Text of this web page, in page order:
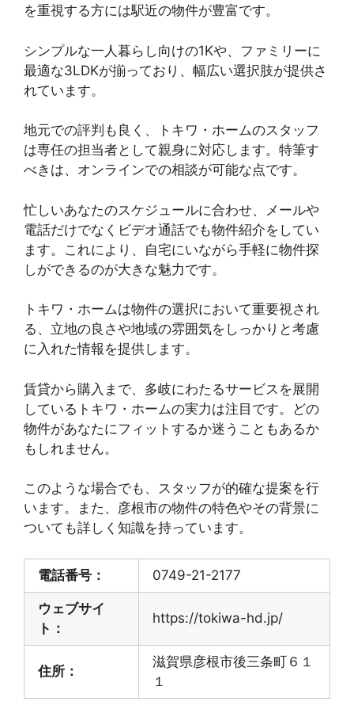
を重視する方には駅近の物件が豊富です。
シンプルな一人暮らし向けの1Kや、ファミリーに
最適な3LDKが揃っており、幅広い選択肢が提供さ
れています。
地元での評判も良く、トキワ・ホームのスタッフ
は専任の担当者として親身に対応します。特筆す
べきは、オンラインでの相談が可能な点です。
忙しいあなたのスケジュールに合わせ、メールや
電話だけでなくビデオ通話でも物件紹介をしてい
ます。これにより、自宅にいながら手軽に物件探
しができるのが大きな魅力です。
トキワ・ホームは物件の選択において重要視され
る、立地の良さや地域の雰囲気をしっかりと考慮
に入れた情報を提供します。
賃貸から購入まで、多岐にわたるサービスを展開
しているトキワ・ホームの実力は注目です。どの
物件があなたにフィットするか迷うこともあるか
もしれません。
このような場合でも、スタッフが的確な提案を行
います。また、彦根市の物件の特色やその背景に
ついても詳しく知識を持っています。
電話番号： 0749-21-2177
ウェブサイ
ト：
https://tokiwa-hd.jp/
住所：
滋賀県彦根市後三条町６１
１